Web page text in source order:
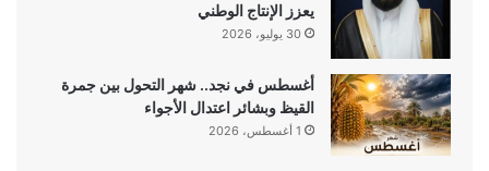
يعزز الإنتاج الوطني
30 يوليو، 2026
أغسطس في نجد.. شهر التحول بين جمرة
القيظ وبشائر اعتدال الأجواء
1 أغسطس، 2026